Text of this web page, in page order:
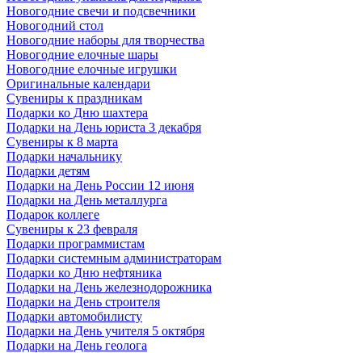
Новогодние свечи и подсвечники
Новогодний стол
Новогодние наборы для творчества
Новогодние елочные шары
Новогодние елочные игрушки
Оригинальные календари
Сувениры к праздникам
Подарки ко Дню шахтера
Подарки на День юриста 3 декабря
Сувениры к 8 марта
Подарки начальнику
Подарки детям
Подарки на День России 12 июня
Подарки на День металлурга
Подарок коллеге
Сувениры к 23 февраля
Подарки программистам
Подарки системным администраторам
Подарки ко Дню нефтяника
Подарки на День железнодорожника
Подарки на День строителя
Подарки автомобилисту
Подарки на День учителя 5 октября
Подарки на День геолога